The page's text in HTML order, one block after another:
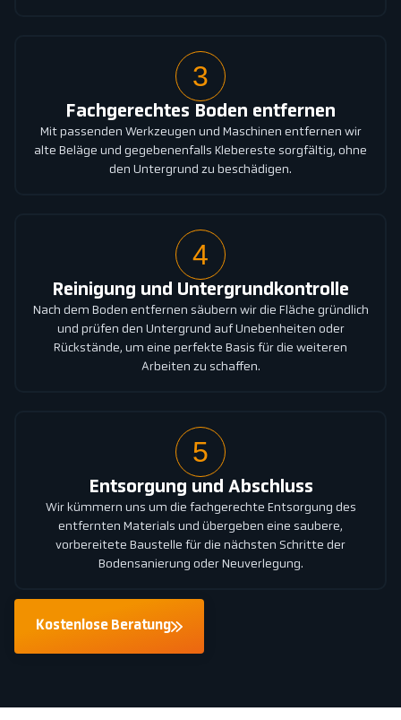
3
Fachgerechtes Boden entfernen
Mit passenden Werkzeugen und Maschinen entfernen wir
alte Beläge und gegebenenfalls Klebereste sorgfältig, ohne
den Untergrund zu beschädigen.
4
Reinigung und Untergrundkontrolle
Nach dem Boden entfernen säubern wir die Fläche gründlich
und prüfen den Untergrund auf Unebenheiten oder
Rückstände, um eine perfekte Basis für die weiteren
Arbeiten zu schaffen.
5
Entsorgung und Abschluss
Wir kümmern uns um die fachgerechte Entsorgung des
entfernten Materials und übergeben eine saubere,
vorbereitete Baustelle für die nächsten Schritte der
Bodensanierung oder Neuverlegung.
Kostenlose Beratung